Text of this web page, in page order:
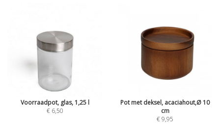
Voorraadpot, glas, 1,25 l
€ 6,50
Pot met deksel, acaciahout,Ø 10
cm
€ 9,95